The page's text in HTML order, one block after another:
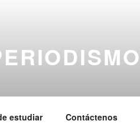
estudiar Contáctenos